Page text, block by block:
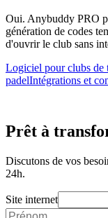
Oui. Anybuddy PRO
génération de codes
d'ouvrir le club sans
Logiciel pour clubs de
padelIntégrations et
Prêt à
Discutons de vos
24h.
Site internet